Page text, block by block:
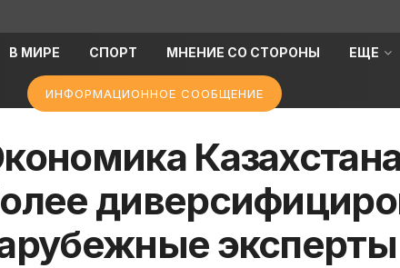
В МИРЕ СПОРТ МНЕНИЕ СО СТОРОНЫ ЕЩЕ
ИНФОРМАЦИОННОЕ СООБЩЕНИЕ
эксперты